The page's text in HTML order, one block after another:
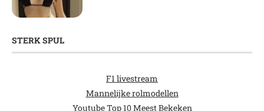
STERK SPUL
F1 livestream
Mannelijke rolmodellen
Youtube Top 10 Meest Bekeken